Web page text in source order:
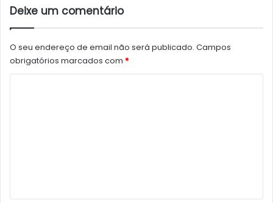
Deixe um comentário
O seu endereço de email não será publicado. Campos
obrigatórios marcados com *